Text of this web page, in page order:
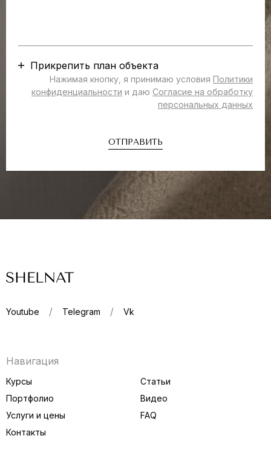
Прикрепить план объекта
Нажимая кнопку, я принимаю условия Политики
конфиденциальности и даю Согласие на обработку
персональных данных
ОТПРАВИТЬ
Youtube Telegram Vk
Навигация
Курсы
Портфолио
Услуги и цены
Контакты
Статьи
Видео
FAQ